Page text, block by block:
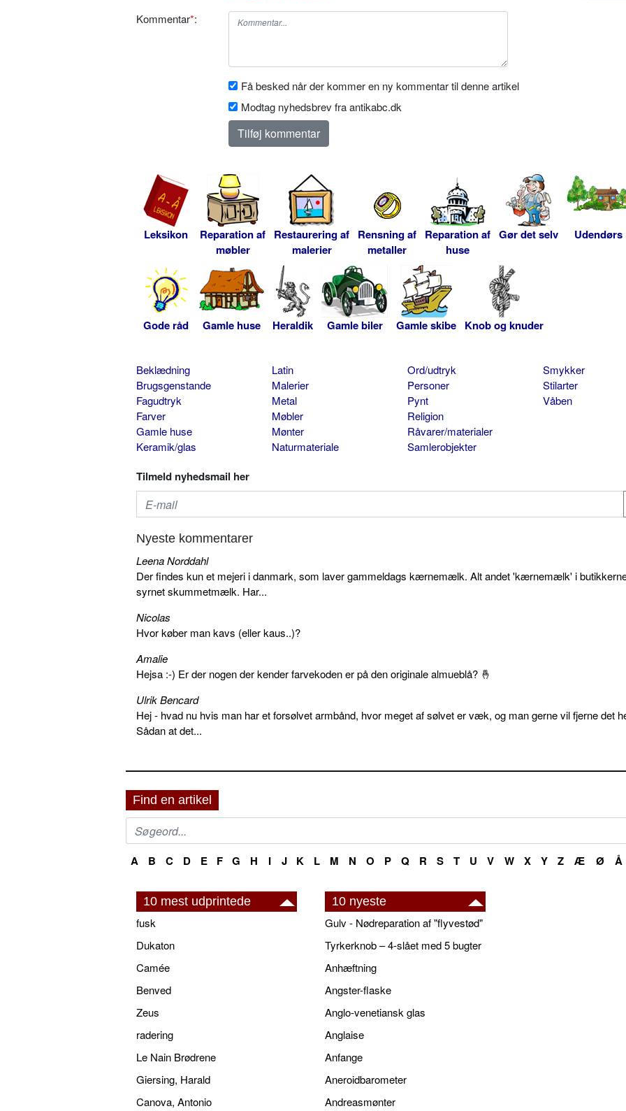
Kommentar*:
Få besked når der kommer en ny kommentar til denne artikel
Modtag nyhedsbrev fra antikabc.dk
Leksikon
Reparation af
møbler
Restaurering af
malerier
Rensning af
metaller
Reparation af
huse
Gør det selv Udendørs
Gode råd Gamle huse Heraldik Gamle biler Gamle skibe Knob og knuder
Beklædning
Brugsgenstande
Fagudtryk
Farver
Gamle huse
Keramik/glas
Latin
Malerier
Metal
Møbler
Mønter
Naturmateriale
Ord/udtryk
Personer
Pynt
Religion
Råvarer/materialer
Samlerobjekter
Smykker
Stilarter
Våben
Tilmeld nyhedsmail her
Nyeste kommentarer
Leena Norddahl
Der findes kun et mejeri i danmark, som laver gammeldags kærnemælk. Alt andet 'kærnemælk' i
syrnet skummetmælk. Har...
Nicolas
Hvor køber man kavs (eller kaus..)?
Amalie
Hejsa :-) Er der nogen der kender farvekoden er på den originale almueblå? 🤞
Ulrik Bencard
Hej - hvad nu hvis man har et forsølvet armbånd, hvor meget af sølvet er væk, og man gerne vil fjerne det
Sådan at det...
Find en artikel
A B C D E F G H I J K L M N O P Q R S T U V W X Y Z Æ Ø Å
10 mest udprintede
fusk
Dukaton
Camée
Benved
Zeus
radering
Le Nain Brødrene
Giersing, Harald
Canova, Antonio
10 nyeste
Gulv - Nødreparation af "flyvestød"
Tyrkerknob – 4-slået med 5 bugter
Anhæftning
Angster-flaske
Anglo-venetiansk glas
Anglaise
Anfange
Aneroidbarometer
Andreasmønter